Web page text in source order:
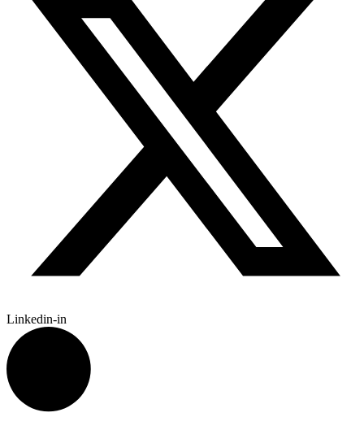
Linkedin-in